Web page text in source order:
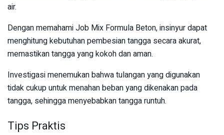
air.
Dengan memahami Job Mix Formula Beton, insinyur dapat
menghitung kebutuhan pembesian tangga secara akurat,
memastikan tangga yang kokoh dan aman.
Investigasi menemukan bahwa tulangan yang digunakan
tidak cukup untuk menahan beban yang dikenakan pada
tangga, sehingga menyebabkan tangga runtuh.
Tips Praktis